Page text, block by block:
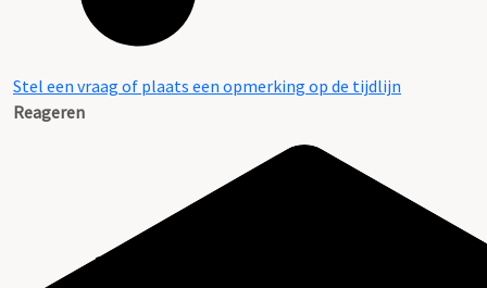
Stel een vraag of plaats een opmerking op de tijdlijn
Reageren